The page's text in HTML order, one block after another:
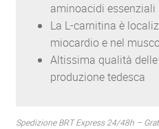
aminoacidi
La L-carnitina è
miocardio e nel
Altissima qualità
produzione tedesca
Spedizione BRT Express 24/48h –